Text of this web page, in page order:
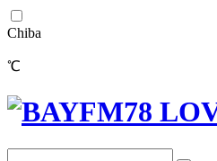
Chiba
℃